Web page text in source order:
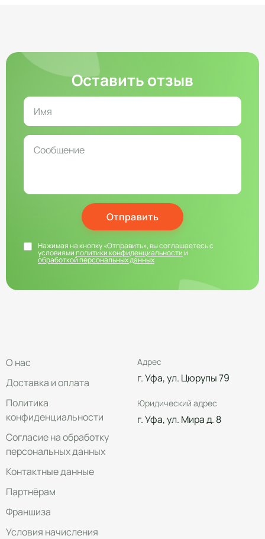
Оставить отзыв
Отправить
Нажимая на кнопку «Отправить», вы соглашаетесь с
условиямиполитики конфиденциальностии
обработкой персональных данных
О нас
Доставка и оплата
Политика
конфиденциальности
Согласие на обработку
персональных данных
Контактные данные
Партнёрам
Франшиза
Условия начисления
Адрес
г. Уфа, ул. Цюрупы 79
Юридический адрес
г. Уфа, ул. Мира д. 8